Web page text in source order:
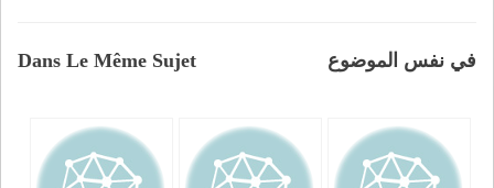
Dans Le Même Sujet في نفس الموضوع